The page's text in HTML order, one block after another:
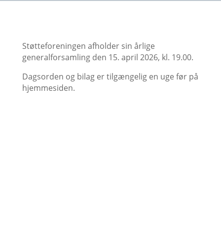
Støtteforeningen afholder sin årlige
generalforsamling den 15. april 2026, kl. 19.00.
Dagsorden og bilag er tilgængelig en uge før på
hjemmesiden.